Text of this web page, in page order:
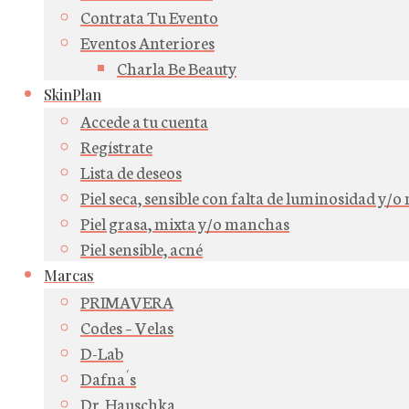
Contrata Tu Evento
Eventos Anteriores
Charla Be Beauty
SkinPlan
Accede a tu cuenta
Regístrate
Lista de deseos
Piel seca, sensible con falta de luminosidad y/o
Piel grasa, mixta y/o manchas
Piel sensible, acné
Marcas
PRIMAVERA
Codes – Velas
D-Lab
Dafna´s
Dr. Hauschka